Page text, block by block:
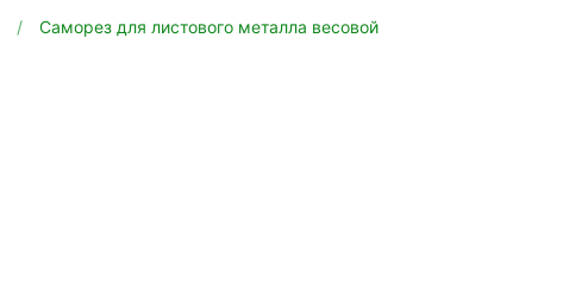
Саморез для листового металла весовой